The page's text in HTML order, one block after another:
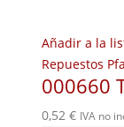
Añadir a la
Repuestos
000660
0,52 € IVA no